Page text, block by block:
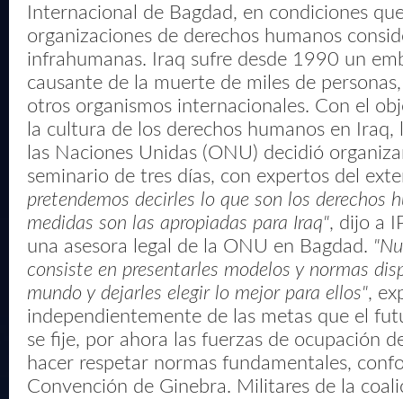
Internacional de Bagdad, en condiciones
organizaciones de derechos humanos
infrahumanas. Iraq sufre desde 1990 un
causante de la muerte de miles de
otros organismos internacionales. Con el
la cultura de los derechos humanos en Iraq,
las Naciones Unidas (ONU) decidió
seminario de tres días, con expertos del
pretendemos decirles lo que son los derechos
medidas son las apropiadas para Iraq", dijo a
una asesora legal de la ONU en Bagdad.
consiste en presentarles modelos y normas
mundo y dejarles elegir lo mejor para ellos",
independientemente de las metas que el
se fije, por ahora las fuerzas de ocupación
hacer respetar normas fundamentales,
Convención de Ginebra. Militares de la